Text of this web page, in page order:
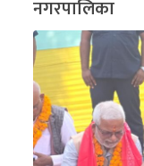
नगरपालिका